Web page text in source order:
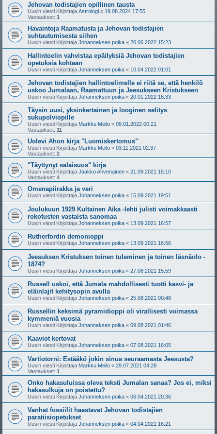
Jehovan todistajien opillinen tausta
Uusin viesti Kirjoittaja Astrologi « 19.08.2024 17:55
Vastaukset: 1
Havaintoja Raamatusta ja Jehovan todistajien
suhtautumisesta siihen
Uusin viesti Kirjoittaja Johanneksen poika « 20.06.2022 15:23
Hallintoelin vahvistaa epäilyksiä Jehovan todistajien
opetuksia kohtaan
Uusin viesti Kirjoittaja Johanneksen poika « 10.04.2022 01:01
Jehovan todistajien hallintoelimelle ei riitä se, että henkilö
uskoo Jumalaan, Raamattuun ja Jeesukseen Kristukseen
Uusin viesti Kirjoittaja Johanneksen poika « 20.01.2022 16:33
Täysin uusi, yksinkertainen ja looginen selitys
sukupolviopille
Uusin viesti Kirjoittaja Markku Meilo « 09.01.2022 00:21
Vastaukset: 11
Uolevi Ahon kirja "Luomiskertomus"
Uusin viesti Kirjoittaja Markku Meilo « 03.11.2021 02:37
Vastaukset: 2
"Täyttynyt salaisuus" kirja
Uusin viesti Kirjoittaja Jaakko Ahvenainen « 21.09.2021 15:10
Vastaukset: 4
Omenapiirakka ja veri
Uusin viesti Kirjoittaja Johanneksen poika « 15.09.2021 19:51
Joulukuun 1929 Kultainen Aika -lehti julisti voimakkaasti
rokotusten vastaista sanomaa
Uusin viesti Kirjoittaja Johanneksen poika « 13.09.2021 16:57
Rutherfordin demonioppi
Uusin viesti Kirjoittaja Johanneksen poika « 13.09.2021 16:56
Jeesuksen Kristuksen toinen tuleminen ja toinen läsnäolo -
1874?
Uusin viesti Kirjoittaja Johanneksen poika « 27.08.2021 15:59
Russell uskoi, että Jumala mahdollisesti tuotti kasvi- ja
eläinlajit kehitysopin avulla
Uusin viesti Kirjoittaja Johanneksen poika « 25.08.2021 00:48
Russellin keksimä pyramidioppi oli virallisesti voimassa
kymmeniä vuosia
Uusin viesti Kirjoittaja Johanneksen poika « 09.08.2021 01:46
Kaaviot kertovat
Uusin viesti Kirjoittaja Johanneksen poika « 07.08.2021 16:05
Vartiotorni: Estääkö jokin sinua seuraamasta Jeesusta?
Uusin viesti Kirjoittaja Markku Meilo « 29.07.2021 04:28
Vastaukset: 1
Onko hakasuluissa oleva teksti Jumalan sanaa? Jos ei, miksi
hakasulkuja on poistettu?
Uusin viesti Kirjoittaja Johanneksen poika « 06.04.2021 20:36
Vanhat fossiilit haastavat Jehovan todistajien
paratiisiopetukset
Uusin viesti Kirjoittaja Johanneksen poika « 04.04.2021 16:21